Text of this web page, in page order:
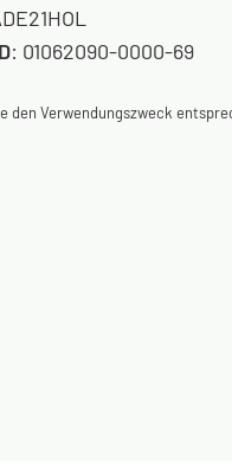
: 01062090-0000-69
den Verwendungszweck